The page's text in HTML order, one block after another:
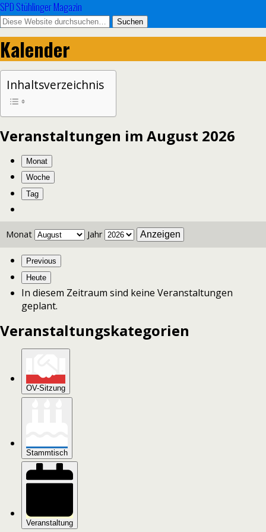
SPD Stühlinger Magazin
Kalender
Inhaltsverzeichnis
Veranstaltungen im August 2026
Monat
Woche
Tag
Monat Jahr
Previous
Heute
In die­sem Zeitraum sind keine Veranstaltungen
geplant.
Veranstaltungskategorien
OV-Sitzung
Stammtisch
Veranstaltung